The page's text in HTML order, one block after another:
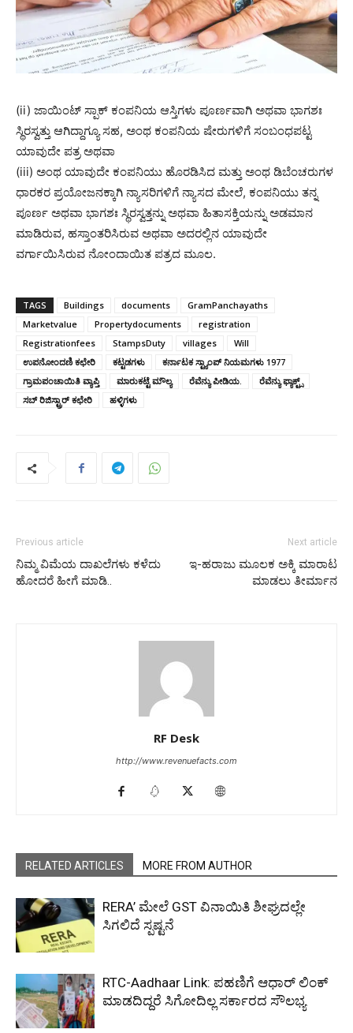
(ii) ಜಾಯಿಂಟ್ ಸ್ಪಾಕ್ ಕಂಪನಿಯ ಆಸ್ತಿಗಳು ಪೂರ್ಣವಾಗಿ ಅಥವಾ ಭಾಗಶಃ
ಸ್ಥಿರಸ್ವತ್ತು ಆಗಿದ್ದಾಗ್ಯೂ ಸಹ, ಅಂಥ ಕಂಪನಿಯ ಷೇರುಗಳಿಗೆ ಸಂಬಂಧಪಟ್ಟ
ಯಾವುದೇ ಪತ್ರ ಅಥವಾ
(iii) ಅಂಥ ಯಾವುದೇ ಕಂಪನಿಯು ಹೊರಡಿಸಿದ ಮತ್ತು ಅಂಥ ಡಿಬೆಂಚರುಗಳ
ಧಾರಕರ ಪ್ರಯೋಜನಕ್ಕಾಗಿ ನ್ಯಾಸರಿಗಳಿಗೆ ನ್ಯಾಸದ ಮೇಲೆ, ಕಂಪನಿಯು ತನ್ನ
ಪೂರ್ಣ ಅಥವಾ ಭಾಗಶಃ ಸ್ಥಿರಸ್ವತ್ತನ್ನು ಅಥವಾ ಹಿತಾಸಕ್ತಿಯನ್ನು ಅಡಮಾನ
ಮಾಡಿರುವ, ಹಸ್ತಾಂತರಿಸಿರುವ ಅಥವಾ ಅದರಲ್ಲಿನ ಯಾವುದೇ
ವರ್ಗಾಯಿಸಿರುವ ನೋಂದಾಯಿತ ಪತ್ರದ ಮೂಲ.
TAGS Buildings documents
GramPanchayaths
Marketvalue
Propertydocuments
registration
Registrationfees
StampsDuty villages
Will
ಉಪನೋಂದಣಿ ಕಛೇರಿ
ಕಟ್ಟಡಗಳು
ಕರ್ನಾಟಕ ಸ್ಟ್ಯಾಂಪ್ ನಿಯಮಗಳು 1977
ಗ್ರಾಮಪಂಚಾಯಿತಿ ವ್ಯಾಪ್ತಿ
ಮಾರುಕಟ್ಟೆ ಮೌಲ್ಯ ರೆವೆನ್ಯು ಪೀಡಿಯ.
ರೆವೆನ್ಯು ಫ್ಯಾಕ್ಟ್ಸ್
ಸಬ್ ರಿಜಿಸ್ಟ್ರಾರ್ ಕಛೇರಿ
ಹಳ್ಳಿಗಳು
Previous article
ನಿಮ್ಮ ವಿಮೆಯ ದಾಖಲೆಗಳು ಕಳೆದು
ಹೋದರೆ ಹೀಗೆ ಮಾಡಿ..
Next article
ಇ-ಹರಾಜು ಮೂಲಕ ಅಕ್ಕಿ ಮಾರಾಟ
ಮಾಡಲು ತೀರ್ಮಾನ
RF Desk
http://www.revenuefacts.com
RELATED ARTICLES MORE FROM AUTHOR
RERA’ ಮೇಲೆ GST ವಿನಾಯಿತಿ ಶೀಘ್ರದಲ್ಲೇ
ಸಿಗಲಿದೆ ಸ್ಪಷ್ಟನೆ
RTC-Aadhaar Link: ಪಹಣಿಗೆ ಆಧಾರ್ ಲಿಂಕ್
ಮಾಡದಿದ್ದರೆ ಸಿಗೋದಿಲ್ಲ ಸರ್ಕಾರದ ಸೌಲಭ್ಯ